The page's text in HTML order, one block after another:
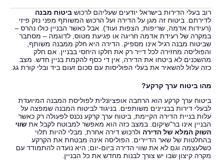
רוב בעלי הדירות בישראל יודעים שעליהם לרכוש ביטוח מבנה
לדירתם. ביטוח זה מגן על הדירה ועל הרכוש המשותף מפני נזק פיזי
(רעידות אדמה, שריפות, הצפות ועוד). אבל כאשר הבניין כולו נהרס –
במקרה של רעידת אדמה חריגה או פגיעת מטוס, לדוגמה – מסתבר
שביטוח מבנה רגיל אינו מספיק. הדירה היא חלק ממבנה משותף,
והפוליסה מחזירה לכל דייר רק את חלקו היחסי בבניין. אם חלק
מהשכנים לא ביטחו את הדירה, אין די כסף להקמת בניין חדש. מצב
כזה עלול להשאיר את בעלי הפוליסות עם סכום זעום ביד ובלי קורת גג.
מהו ביטוח ערך קרקע?
ביטוח ערך קרקע הוא הרחבה אופציונלית לפוליסת המבנה המיועדת
לבעלי דירות בבניינים משותפים. בניגוד לביטוח המבנה שמפצה על
עלות בניית הדירה הקיימת, ביטוח ערך קרקע נכנס לפעולה רק כאשר
הבניין אינו בר־שיקום. במצב כזה הוא מאפשר למבוטח לקבל את שווי
השוק המלא של הדירה ולרכוש דירה אחרת, מבלי להיות תלוי
בהחלטות של שאר הדיירים. הפוליסה אינה מבטחת את הקרקע
כשלעצמה וגם לא את שווי הדירה ביום‑יום; היא נועדה להתמודד עם
מקרה קיצון שבו יש צורך לבנות מחדש את כל הבניין.